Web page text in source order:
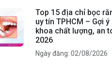
Top 15 địa chỉ bọc
uy tín TPHCM – Gợi ý
khoa chất lượng, an
2026
Ngày đăng: 02/08/2026